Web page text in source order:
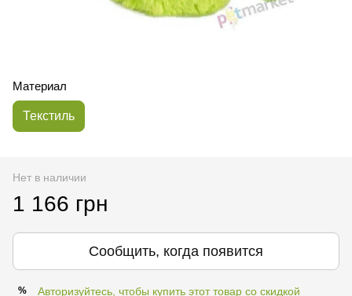
Материал
Текстиль
Нет в наличии
1 166 грн
Сообщить, когда появится
% Авторизуйтесь, чтобы купить этот товар со скидкой